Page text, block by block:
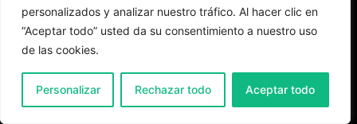
personalizados y analizar nuestro tráfico. Al hacer clic en
“Aceptar todo” usted da su consentimiento a nuestro uso
de las cookies.
Personalizar Rechazar todo Aceptar todo